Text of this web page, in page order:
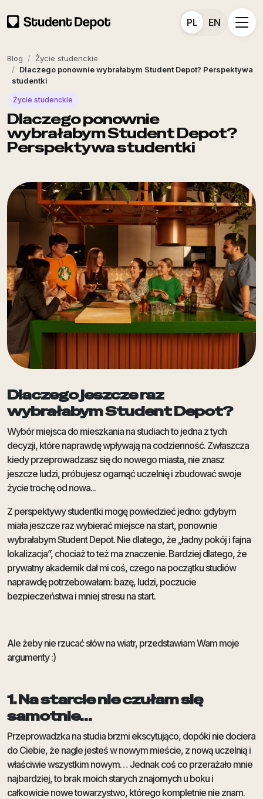
PL EN
Blog
Życie studenckie
Dlaczego ponownie wybrałabym Student Depot? Perspektywa
studentki
Życie studenckie
Dlaczego ponownie
wybrałabym Student Depot?
Perspektywa studentki
Dlaczego jeszcze raz
wybrałabym Student Depot?
Wybór miejsca do mieszkania na studiach to jedna z tych
decyzji, które naprawdę wpływają na codzienność. Zwłaszcza
kiedy przeprowadzasz się do nowego miasta, nie znasz
jeszcze ludzi, próbujesz ogarnąć uczelnię i zbudować swoje
życie trochę od nowa...
Z perspektywy studentki mogę powiedzieć jedno: gdybym
miała jeszcze raz wybierać miejsce na start, ponownie
wybrałabym Student Depot. Nie dlatego, że „ładny pokój i fajna
lokalizacja”, chociaż to też ma znaczenie. Bardziej dlatego, że
prywatny akademik dał mi coś, czego na początku studiów
naprawdę potrzebowałam: bazę, ludzi, poczucie
bezpieczeństwa i mniej stresu na start.
Ale żeby nie rzucać słów na wiatr, przedstawiam Wam moje
argumenty :)
1. Na starcie nie czułam się
samotnie…
Przeprowadzka na studia brzmi ekscytująco, dopóki nie dociera
do Ciebie, że nagle jesteś w nowym mieście, z nową uczelnią i
właściwie wszystkim nowym… Jednak coś co przerażało mnie
najbardziej, to brak moich starych znajomych u boku i
całkowicie nowe towarzystwo, którego kompletnie nie znam.